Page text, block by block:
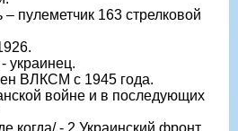
пулеметчик 163 стрелковой
украинец.
ВЛКСМ с 1945 года.
войне и в последующих
- 2 Украинский фронт